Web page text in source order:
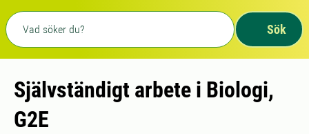
Fritext sökning
Sök
Självständigt arbete i Biologi,
G2E